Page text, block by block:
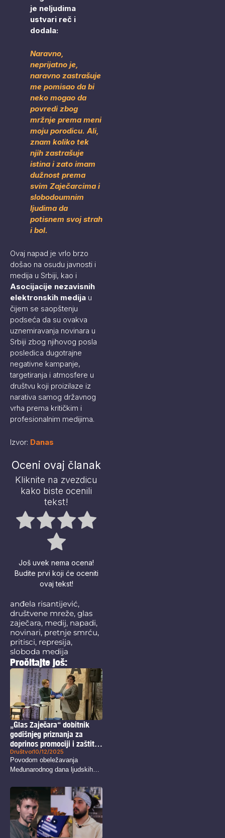
je neljudima
ustvari reč i
dodala:
Naravno,
neprijatno je,
naravno zastrašuje
me pomisao da bi
neko mogao da
povredi zbog
mržnje prema meni
moju porodicu. Ali,
znam koliko tek
njih zastrašuje
istina i zato imam
dužnost prema
svim Zaječarcima i
slobodoumnim
ljudima da
potisnem svoj strah
i bol.
Ovaj napad je vrlo brzo
došao na osudu javnosti i
medija u Srbiji, kao i
Asocijacije nezavisnih
elektronskih medija u
čijem se saopštenju
podseća da su ovakva
uznemiravanja novinara u
Srbiji zbog njihovog posla
posledica dugotrajne
negativne kampanje,
targetiranja i atmosfere u
društvu koji proizilaze iz
narativa samog državnog
vrha prema kritičkim i
profesionalnim medijima.
Izvor: Danas
Oceni ovaj članak
Kliknite na zvezdicu
kako biste ocenili
tekst!
Još uvek nema ocena!
Budite prvi koji će oceniti
ovaj tekst!
anđela risantijević,
društvene mreže, glas
zaječara, medij, napadi,
novinari, pretnje smrću,
pritisci, represija,
sloboda medija
Pročitajte još:
„Glas Zaječara“ dobitnik
godišnjeg priznanja za
doprinos promociji i zaštiti
ljudskih prava
Društvo10/12/2025
Povodom obeležavanja
Međunarodnog dana ljudskih